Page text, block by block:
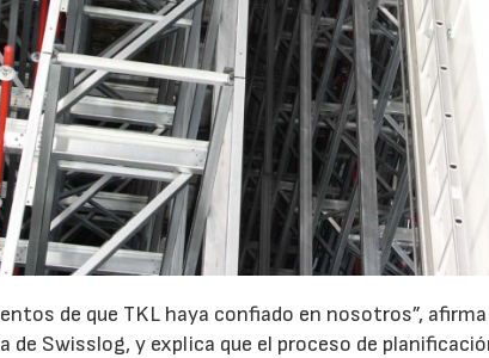
de que TKL haya confiado en nosotros”,
de Swisslog, y explica que el proceso de